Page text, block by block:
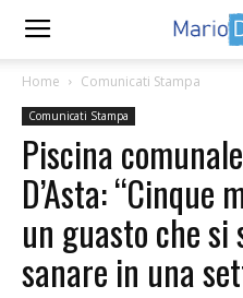
Home Comunicati Stampa
Comunicati Stampa
Piscina
D’Asta: “Cinque
un guasto che si
sanare in una